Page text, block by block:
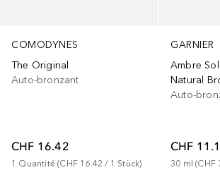
COMODYNES
The Original
Auto-bronzant
CHF 16.42
1 Quantité (CHF 16.42 / 1 Stück)
GARNIER
Ambre
Natural
Auto-
CHF
30 ml (CHF